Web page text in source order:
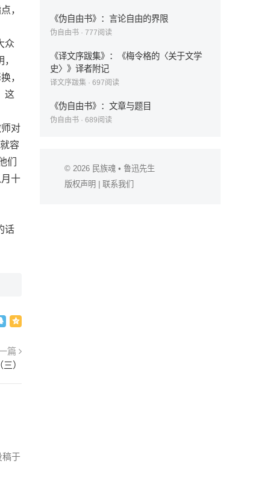
，
众
，
这
对
容
们
十
话
篇
）
于
《伪自由书》：言论自由的界限
伪自由书 · 777阅读
《译文序跋集》：《梅令格的〈关于文学
史〉》译者附记
译文序跋集 · 697阅读
《伪自由书》：文章与题目
伪自由书 · 689阅读
© 2026 民族魂 • 鲁迅先生
版权声明
联系我们